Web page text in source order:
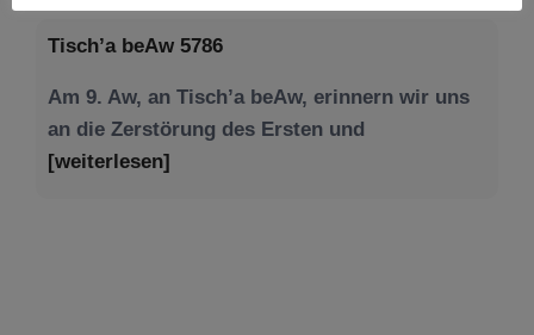
Tisch’a beAw 5786
an die Zerstörung des Ersten und
[weiterlesen]